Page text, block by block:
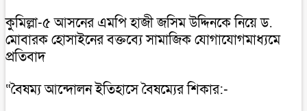
কুমিল্লা-৫ আসনের এমপি হাজী জসিম উদ্দিনকে নিয়ে ড.
মোবারক হোসাইনের বক্তব্যে সামাজিক যোগাযোগমাধ্যমে
প্রতিবাদ
“বৈষম্য আন্দোলন ইতিহাসে বৈষম্যের শিকার:-